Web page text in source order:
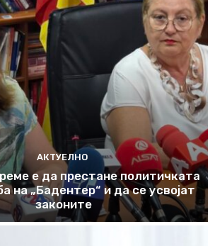
АКТУЕЛНО
е да престане политичката
на „Бадентер“ и да се усвојат
законите